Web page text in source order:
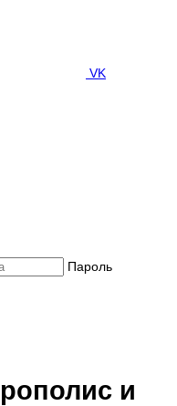
VK
Пароль
и